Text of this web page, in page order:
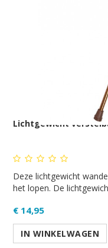
Lichtgewicht
Deze lichtgewicht
het lopen. De
€ 14,95
IN WINKELWAGEN